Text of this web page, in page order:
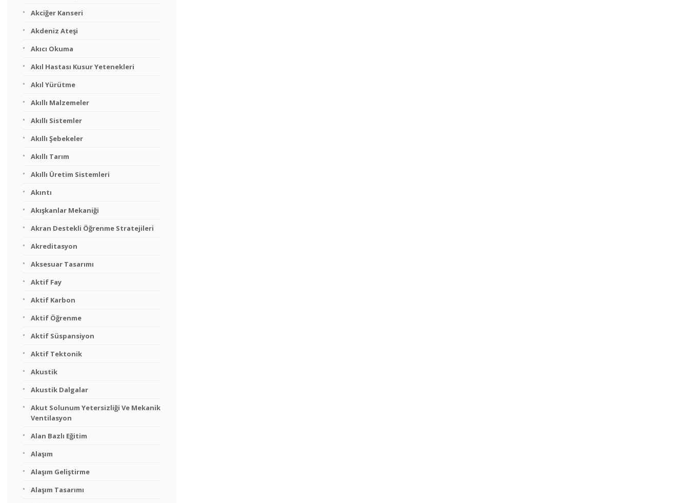
Akciğer Kanseri
Akdeniz Ateşi
Akıcı Okuma
Akıl Hastası Kusur Yetenekleri
Akıl Yürütme
Akıllı Malzemeler
Akıllı Sistemler
Akıllı Şebekeler
Akıllı Tarım
Akıllı Üretim Sistemleri
Akıntı
Akışkanlar Mekaniği
Akran Destekli Öğrenme Stratejileri
Akreditasyon
Aksesuar Tasarımı
Aktif Fay
Aktif Karbon
Aktif Öğrenme
Aktif Süspansiyon
Aktif Tektonik
Akustik
Akustik Dalgalar
Akut Solunum Yetersizliği Ve Mekanik
Ventilasyon
Alan Bazlı Eğitim
Alaşım
Alaşım Geliştirme
Alaşım Tasarımı